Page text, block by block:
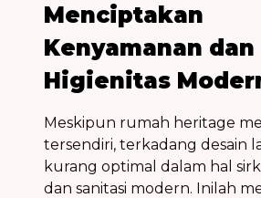
Menciptakan
Kenyamanan dan
Higienitas
Meskipun rumah heritage
tersendiri, terkadang desain
kurang optimal dalam hal
dan sanitasi modern. Inilah